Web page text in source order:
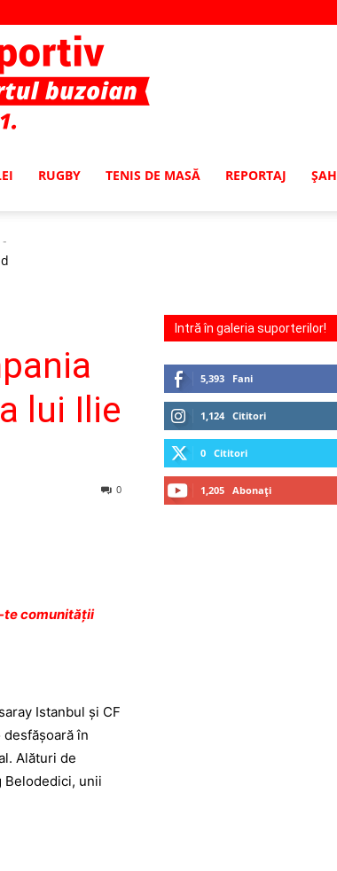
RUGBY TENIS DE MASĂ REPORTAJ ŞAH
-
lui Ilie
0
te comunității
Istanbul și CF
în
Alături de
Belodedici, unii
Intră în galeria suporterilor!
5,393 Fani
1,124 Cititori
0 Cititori
1,205 Abonați